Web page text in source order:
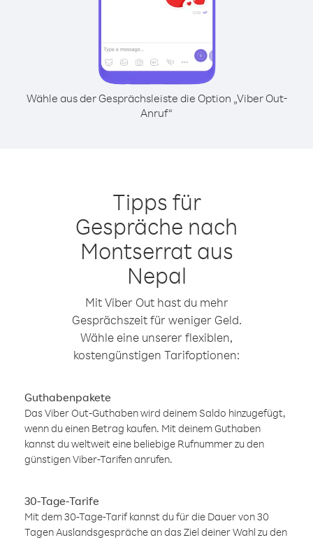
Wähle aus der Gesprächsleiste die Option „Viber Out-
Anruf“
Tipps für
Gespräche nach
Montserrat aus
Nepal
Mit Viber Out hast du mehr
Gesprächszeit für weniger Geld.
Wähle eine unserer flexiblen,
kostengünstigen Tarifoptionen:
Guthabenpakete
Das Viber Out-Guthaben wird deinem Saldo hinzugefügt,
wenn du einen Betrag kaufen. Mit deinem Guthaben
kannst du weltweit eine beliebige Rufnummer zu den
günstigen Viber-Tarifen anrufen.
30-Tage-Tarife
Mit dem 30-Tage-Tarif kannst du für die Dauer von 30
Tagen Auslandsgespräche an das Ziel deiner Wahl zu den